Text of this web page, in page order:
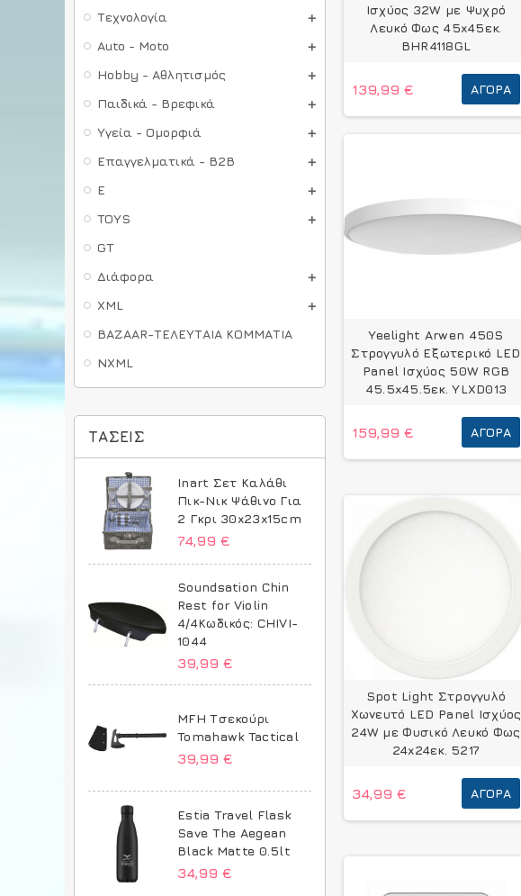
Τεχνολογία
Auto - Moto
Hobby - Αθλητισμός
Παιδικά - Βρεφικά
Υγεία - Ομορφιά
Επαγγελματικά - B2B
E
TOYS
GT
Διάφορα
XML
BAZAAR-ΤΕΛΕΥΤΑΙΑ ΚΟΜΜΑΤΙΑ
NXML
ΤΆΣΕΙΣ
Inart Σετ Καλάθι
Πικ-Νικ Ψάθινο Για
2 Γκρι 30x23x15cm
74,99 €
Soundsation Chin
Rest for Violin
4/4Κωδικός: CHIVI-
1044
39,99 €
MFH Τσεκούρι
Tomahawk Tactical
39,99 €
Estia Travel Flask
Save The Aegean
Black Matte 0.5lt
34,99 €
Ισχύος 32W με Ψυχρό
Λευκό Φως 45x45εκ.
BHR4118GL
139,99 € ΑΓΟΡΆ
Yeelight Arwen 450S
Στρογγυλό Εξωτερικό LED
Panel Ισχύος 50W RGB
45.5x45.5εκ. YLXD013
159,99 € ΑΓΟΡΆ
Spot Light Στρογγυλό
Χωνευτό LED Panel Ισχύος
24W με Φυσικό Λευκό Φως
24x24εκ. 5217
34,99 € ΑΓΟΡΆ